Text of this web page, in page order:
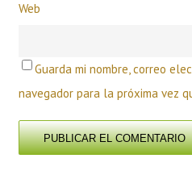
Web
Guarda mi nombre, correo
navegador para la próxima vez